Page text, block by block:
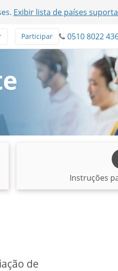
Exibir lista de países
0510 8022
Participar
Instruções
de